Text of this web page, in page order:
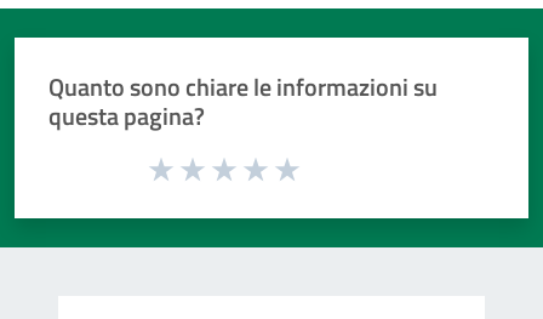
Quanto sono chiare le informazioni su
questa pagina?
Valuta da 1 a 5 stelle la pagina